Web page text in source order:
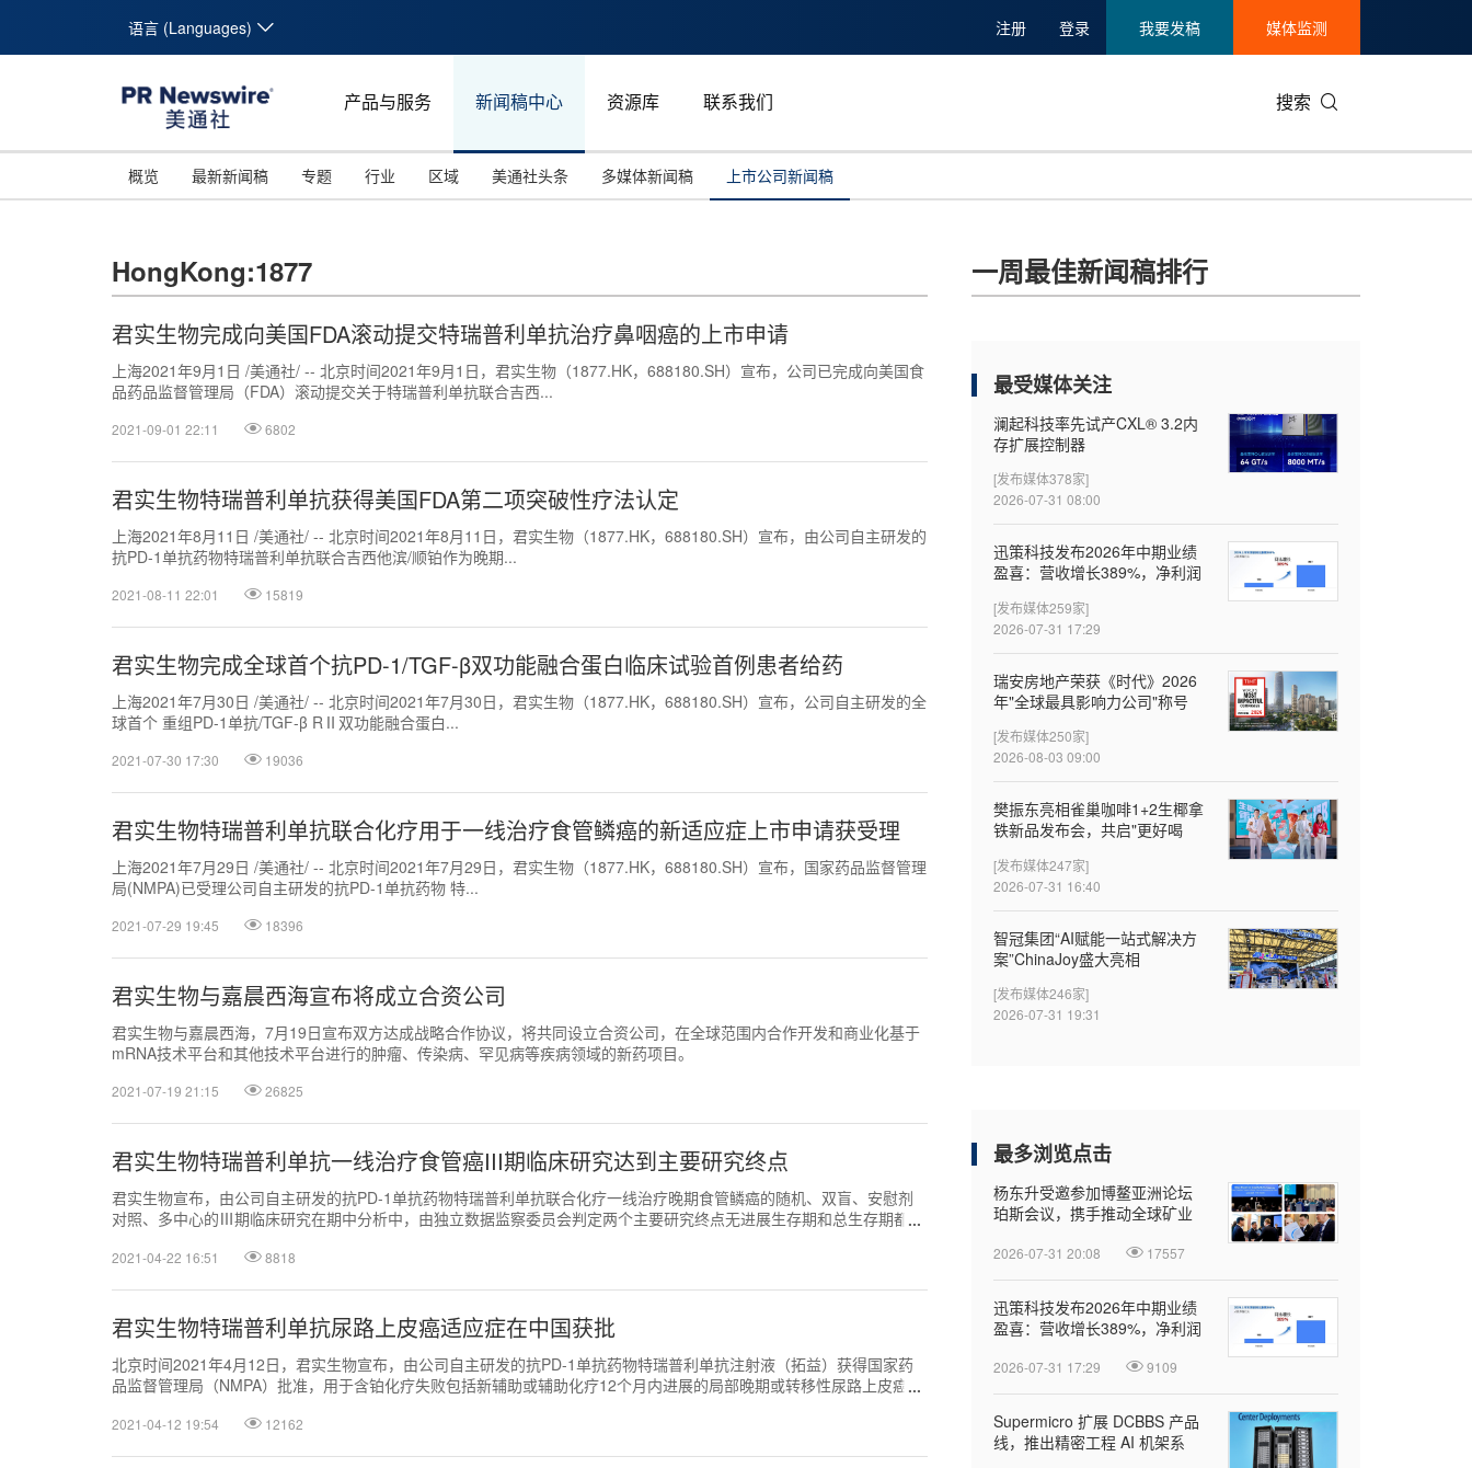
语言 (Languages) 注册 登录 我要发稿 媒体监测
产品与服务 新闻稿中心 资源库 联系我们 搜索
概览 最新新闻稿 专题
碳中和
世界杯
行业
娱乐时尚与艺术
会展
区域
新加坡
美通社头条 多媒体新闻稿 上市公司新闻稿
HongKong:1877
君实生物完成向美国FDA滚动提交特瑞普利单抗治疗鼻咽癌的上市申请
上海2021年9月1日 /美通社/ -- 北京时间2021年9月1日，君实生物（1877.HK，688180.SH）宣布，公司已完成向美国食
品药品监督管理局（FDA）滚动提交关于特瑞普利单抗联合吉西...
2021-09-01 22:11 6802
君实生物特瑞普利单抗获得美国FDA第二项突破性疗法认定
上海2021年8月11日 /美通社/ -- 北京时间2021年8月11日，君实生物（1877.HK，688180.SH）宣布，由公司自主研发的
抗PD-1单抗药物特瑞普利单抗联合吉西他滨/顺铂作为晚期...
2021-08-11 22:01 15819
君实生物完成全球首个抗PD-1/TGF-β双功能融合蛋白临床试验首例患者给药
上海2021年7月30日 /美通社/ -- 北京时间2021年7月30日，君实生物（1877.HK，688180.SH）宣布，公司自主研发的全
球首个 重组PD-1单抗/TGF-β RⅡ双功能融合蛋白...
2021-07-30 17:30 19036
君实生物特瑞普利单抗联合化疗用于一线治疗食管鳞癌的新适应症上市申请获受理
上海2021年7月29日 /美通社/ -- 北京时间2021年7月29日，君实生物（1877.HK，688180.SH）宣布，国家药品监督管理
局(NMPA)已受理公司自主研发的抗PD-1单抗药物 特...
2021-07-29 19:45 18396
君实生物与嘉晨西海宣布将成立合资公司
君实生物与嘉晨西海，7月19日宣布双方达成战略合作协议，将共同设立合资公司，在全球范围内合作开发和商业化基于
mRNA技术平台和其他技术平台进行的肿瘤、传染病、罕见病等疾病领域的新药项目。
2021-07-19 21:15 26825
君实生物特瑞普利单抗一线治疗食管癌III期临床研究达到主要研究终点
君实生物宣布，由公司自主研发的抗PD-1单抗药物特瑞普利单抗联合化疗一线治疗晚期食管鳞癌的随机、双盲、安慰剂
对照、多中心的Ⅲ期临床研究在期中分析中，由独立数据监察委员会判定两个主要研究终点无进展生存期和总生存期都达
2021-04-22 16:51 8818
君实生物特瑞普利单抗尿路上皮癌适应症在中国获批
北京时间2021年4月12日，君实生物宣布，由公司自主研发的抗PD-1单抗药物特瑞普利单抗注射液（拓益）获得国家药
品监督管理局（NMPA）批准，用于含铂化疗失败包括新辅助或辅助化疗12个月内进展的局部晚期或转移性尿路上皮癌的
2021-04-12 19:54 12162
一周最佳新闻稿排行
最受媒体关注
澜起科技率先试产CXL® 3.2内
存扩展控制器
[发布媒体378家]
2026-07-31 08:00
迅策科技发布2026年中期业绩
盈喜：营收增长389%，净利润
擎
[发布媒体259家]
2026-07-31 17:29
瑞安房地产荣获《时代》2026
年"全球最具影响力公司"称号
[发布媒体250家]
2026-08-03 09:00
樊振东亮相雀巢咖啡1+2生椰拿
铁新品发布会，共启"更好喝
[发布媒体247家]
2026-07-31 16:40
智冠集团“AI赋能一站式解决方
案”ChinaJoy盛大亮相
[发布媒体246家]
2026-07-31 19:31
最多浏览点击
杨东升受邀参加博鳌亚洲论坛
珀斯会议，携手推动全球矿业
2026-07-31 20:08 17557
迅策科技发布2026年中期业绩
盈喜：营收增长389%，净利润
擎
2026-07-31 17:29 9109
Supermicro 扩展 DCBBS 产品
线，推出精密工程 AI 机架系